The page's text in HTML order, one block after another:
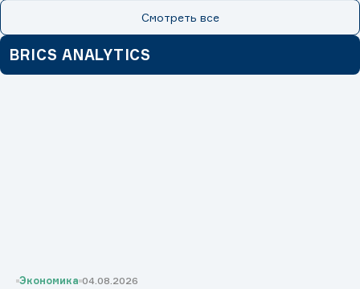
Смотреть все
BRICS ANALYTICS
Экономика 04.08.2026